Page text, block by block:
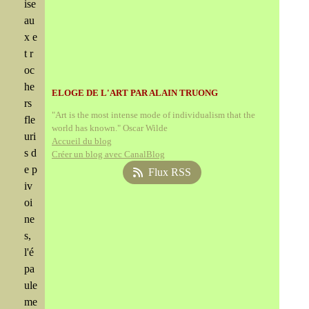
ise
au
x e
t r
oc
he
rs
fle
uri
s d
e p
iv
oi
ne
s,
l'é
pa
ule
me
ELOGE DE L'ART PAR ALAIN TRUONG
"Art is the most intense mode of individualism that the
world has known." Oscar Wilde
Accueil du blog
Créer un blog avec CanalBlog
Flux RSS